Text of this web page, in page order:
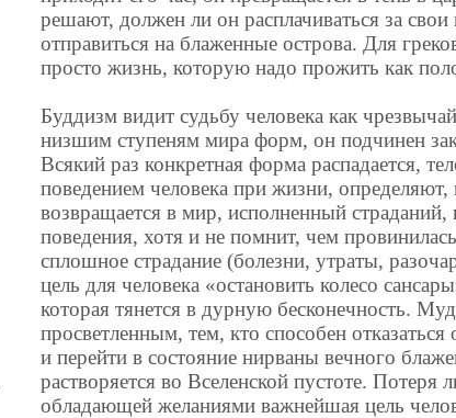
решают, должен ли он расплачиваться за
отправиться на блаженные острова. Для
просто жизнь, которую надо прожить как
Буддизм видит судьбу человека как
низшим ступеням мира форм, он подчинен
Всякий раз конкретная форма распадается,
поведением человека при жизни,
возвращается в мир, исполненный
поведения, хотя и не помнит, чем
сплошное страдание (болезни, утраты,
цель для человека «остановить колесо
которая тянется в дурную бесконечность.
просветленным, тем, кто способен
и перейти в состояние нирваны вечного
растворяется во Вселенской пустоте. Потеря
обладающей желаниями важнейшая цель